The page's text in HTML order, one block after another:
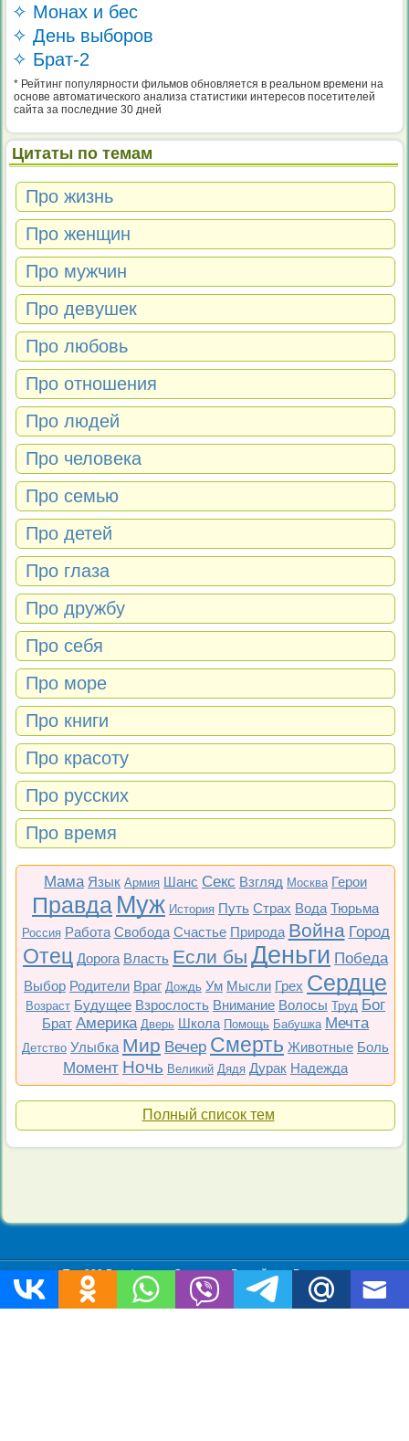
✧ Монах и бес
✧ День выборов
✧ Брат-2
* Рейтинг популярности фильмов обновляется в реальном времени на
основе автоматического анализа статистики интересов посетителей
сайта за последние 30 дней
Цитаты по темам
Про жизнь
Про женщин
Про мужчин
Про девушек
Про любовь
Про отношения
Про людей
Про человека
Про семью
Про детей
Про глаза
Про дружбу
Про себя
Про море
Про книги
Про красоту
Про русских
Про время
Мама Язык Армия Шанс Секс Взгляд Москва Герои
Правда Муж История Путь Страх Вода Тюрьма
Россия Работа Свобода Счастье Природа Война Город
Отец Дорога Власть Если бы Деньги Победа
Выбор Родители Враг Дождь Ум Мысли Грех Сердце
Возраст Будущее Взрослость Внимание Волосы Труд Бог
Брат Америка Дверь Школа Помощь Бабушка Мечта
Детство Улыбка Мир Вечер Смерть Животные Боль
Момент Ночь Великий Дядя Дурак Надежда
Полный список тем
Топ 200 Все фильмы Советские Российские Все темы
Copyright © 2009-2026 Цитаты-из-фильмов.рф